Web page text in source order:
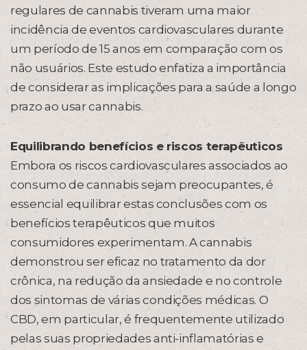
regulares de cannabis tiveram uma maior
incidência de eventos cardiovasculares durante
um período de 15 anos em comparação com os
não usuários. Este estudo enfatiza a importância
de considerar as implicações para a saúde a longo
prazo ao usar cannabis.
Equilibrando benefícios e riscos terapêuticos
Embora os riscos cardiovasculares associados ao
consumo de cannabis sejam preocupantes, é
essencial equilibrar estas conclusões com os
benefícios terapêuticos que muitos
consumidores experimentam. A cannabis
demonstrou ser eficaz no tratamento da dor
crônica, na redução da ansiedade e no controle
dos sintomas de várias condições médicas. O
CBD, em particular, é frequentemente utilizado
pelas suas propriedades anti-inflamatórias e